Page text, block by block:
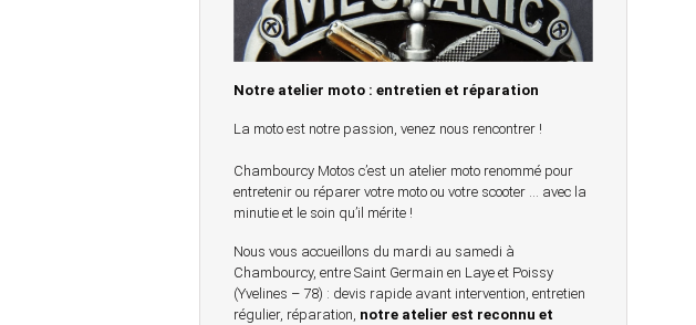
Notre atelier moto : entretien et réparation
La moto est notre passion, venez nous rencontrer !
Chambourcy Motos c’est un atelier moto renommé pour
entretenir ou réparer votre moto ou votre scooter … avec la
minutie et le soin qu’il mérite !
Nous vous accueillons du mardi au samedi à
Chambourcy, entre Saint Germain en Laye et Poissy
(Yvelines – 78) : devis rapide avant intervention, entretien
régulier, réparation, notre atelier est reconnu et